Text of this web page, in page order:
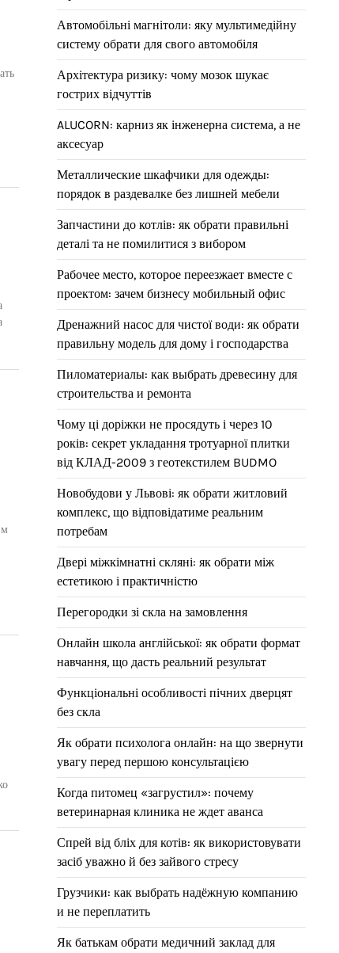
Автомобільні магнітоли: яку мультимедійну
систему обрати для свого автомобіля
Архітектура ризику: чому мозок шукає
гострих відчуттів
ALUCORN: карниз як інженерна система, а не
аксесуар
Металлические шкафчики для одежды:
порядок в раздевалке без лишней мебели
Запчастини до котлів: як обрати правильні
деталі та не помилитися з вибором
Рабочее место, которое переезжает вместе с
проектом: зачем бизнесу мобильный офис
Дренажний насос для чистої води: як обрати
правильну модель для дому і господарства
Пиломатериалы: как выбрать древесину для
строительства и ремонта
Чому ці доріжки не просядуть і через 10
років: секрет укладання тротуарної плитки
від КЛАД-2009 з геотекстилем BUDMO
Новобудови у Львові: як обрати житловий
комплекс, що відповідатиме реальним
потребам
Двері міжкімнатні скляні: як обрати між
естетикою і практичністю
Перегородки зі скла на замовлення
Онлайн школа англійської: як обрати формат
навчання, що дасть реальний результат
Функціональні особливості пічних дверцят
без скла
Як обрати психолога онлайн: на що звернути
увагу перед першою консультацією
Когда питомец «загрустил»: почему
ветеринарная клиника не ждет аванса
Спрей від бліх для котів: як використовувати
засіб уважно й без зайвого стресу
Грузчики: как выбрать надёжную компанию
и не переплатить
Як батькам обрати медичний заклад для